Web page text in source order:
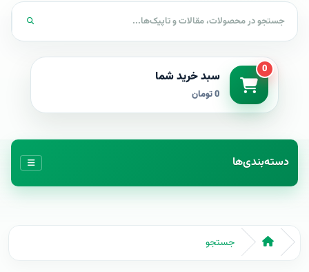
0 سبد خرید شما
0 تومان
دسته‌بندی‌ها
جستجو